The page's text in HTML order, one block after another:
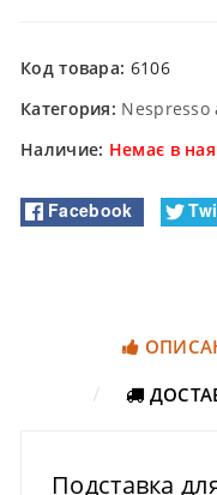
Код товара: 6106
Категория: Nespresso
Наличие: Немає в
Facebook
Подставка